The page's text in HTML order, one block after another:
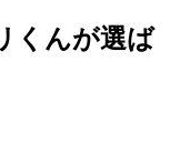
くんが選ば